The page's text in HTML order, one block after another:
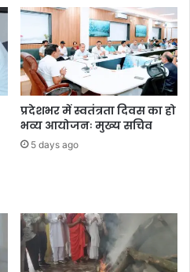
प्रदेशभर में स्वतंत्रता दिवस का हो
भव्य आयोजनः मुख्य सचिव
5 days ago